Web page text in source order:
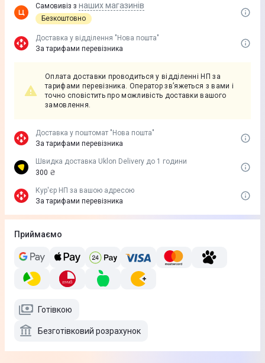
Самовивіз з наших магазинів
Безкоштовно
Доставка у вiддiлення "Нова пошта"
За тарифами перевізника
Оплата доставки проводиться у відділенні НП за
тарифами перевізника. Оператор зв’яжеться з вами і
точно сповістить про можливість доставки вашого
замовлення.
Доставка у поштомат "Нова пошта"
За тарифами перевізника
Швидка доставка Uklon Delivery до 1 години
300 ₴
Кур'єр НП за вашою адресою
За тарифами перевізника
Приймаємо
Готівкою
Безготівковий розрахунок